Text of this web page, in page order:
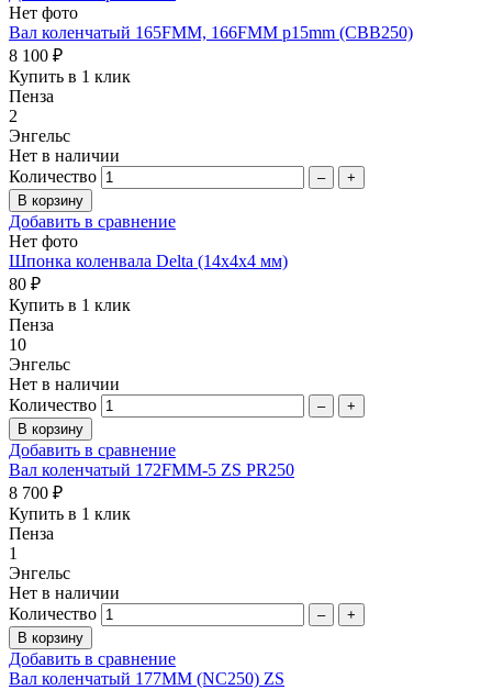
Нет фото
Вал коленчатый 165FMM, 166FMM p15mm (CBB250)
8 100 ₽
Купить в 1 клик
Пенза
2
Энгельс
Нет в наличии
Количество
– +
Добавить в сравнение
Нет фото
Шпонка коленвала Delta (14х4х4 мм)
80 ₽
Купить в 1 клик
Пенза
10
Энгельс
Нет в наличии
Количество
– +
Добавить в сравнение
Вал коленчатый 172FММ-5 ZS PR250
8 700 ₽
Купить в 1 клик
Пенза
1
Энгельс
Нет в наличии
Количество
– +
Добавить в сравнение
Вал коленчатый 177МM (NC250) ZS